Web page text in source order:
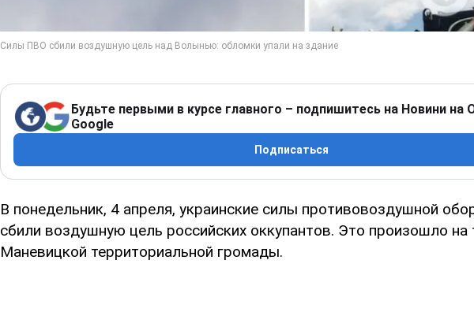
Будьте первыми в курсе главного – подпишитесь на Новини на
Google
Подписаться
В понедельник, 4 апреля, украинские силы противовоздушной
сбили воздушную цель российских оккупантов. Это произошло на
Маневицкой территориальной громады.